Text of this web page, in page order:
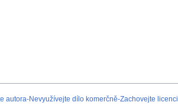
autora-Nevyužívejte dílo komerčně-Zachovejte licenci